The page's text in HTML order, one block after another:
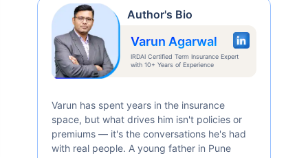
Author's Bio
Varun Agarwal
IRDAI Certified Term Insurance Expert
with 10+ Years of Experience
Varun has spent years in the insurance
space, but what drives him isn't policies or
premiums — it's the conversations he's had
with real people. A young father in Pune